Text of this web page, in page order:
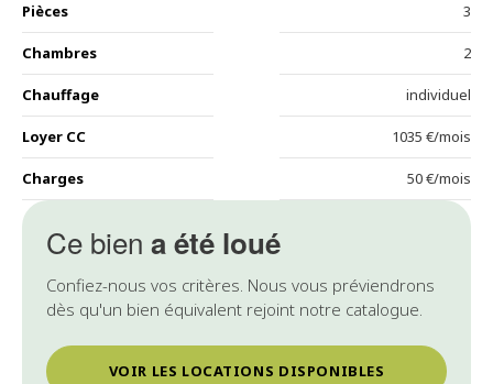
Ce bien a été loué
Confiez-nous vos critères. Nous vous préviendrons
dès qu'un bien équivalent rejoint notre catalogue.
VOIR LES LOCATIONS DISPONIBLES
Pièces 3
Chambres 2
Chauffage individuel
Loyer CC 1035 €/mois
Charges 50 €/mois